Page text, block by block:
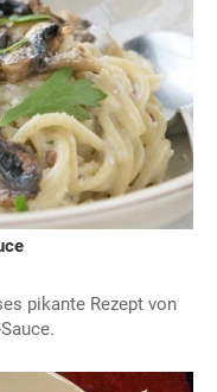
pikante Rezept von